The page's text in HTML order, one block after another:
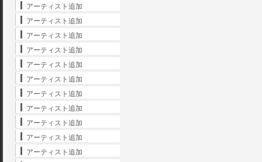
アーティスト追加
アーティスト追加
アーティスト追加
アーティスト追加
アーティスト追加
アーティスト追加
アーティスト追加
アーティスト追加
アーティスト追加
アーティスト追加
アーティスト追加